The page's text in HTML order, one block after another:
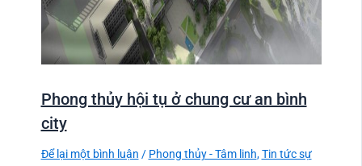
Phong thủy hội tụ ở chung cư an bình
city
Để lại một bình luận / Phong thủy - Tâm linh,Tin tức sự